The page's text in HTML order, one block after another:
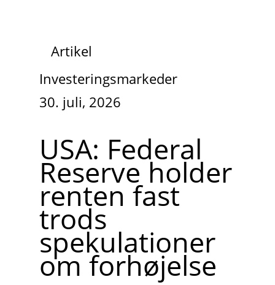
Artikel
Investeringsmarkeder
30. juli, 2026
USA: Federal
Reserve holder
renten fast
trods
spekulationer
om forhøjelse